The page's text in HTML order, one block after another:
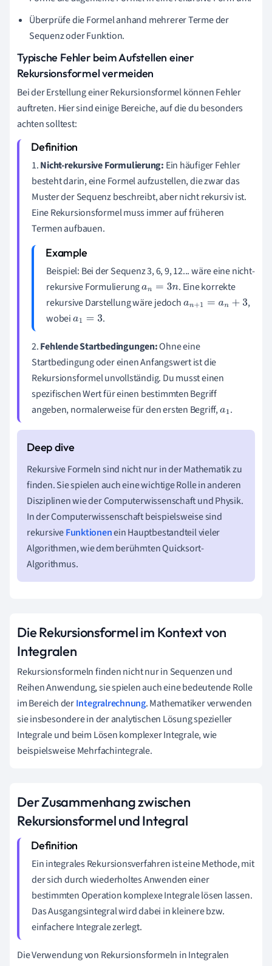
Überprüfe die Formel anhand mehrerer Terme der
Sequenz oder Funktion.
Typische Fehler beim Aufstellen einer
Rekursionsformel vermeiden
Bei der Erstellung einer Rekursionsformel können Fehler
auftreten. Hier sind einige Bereiche, auf die du besonders
achten solltest:
1.Nicht-rekursive Formulierung: Ein häufiger Fehler
besteht darin, eine Formel aufzustellen, die zwar das
Muster der Sequenz beschreibt, aber nicht rekursiv ist.
Eine Rekursionsformel muss immer auf früheren
Termen aufbauen.
Beispiel: Bei der Sequenz 3, 6, 9, 12... wäre eine nicht-
rekursive Formulierungan=3n
. Eine korrekte
rekursive Darstellung wäre jedochan+1= an +3
,
wobeia1=3 .
2.Fehlende Startbedingungen:Ohne eine
Startbedingung oder einen Anfangswert ist die
Rekursionsformel unvollständig. Du musst einen
spezifischen Wert für einen bestimmten Begriff
angeben, normalerweise für den ersten Begriff,a1.
Rekursive Formeln sind nicht nur in der Mathematik zu
finden. Sie spielen auch eine wichtige Rolle in anderen
Disziplinen wie der Computerwissenschaft und Physik.
In der Computerwissenschaft beispielsweise sind
rekursiveFunktionenein Hauptbestandteil vieler
Algorithmen, wie dem berühmten Quicksort-
Algorithmus.
Die Rekursionsformel im Kontext von
Integralen
Rekursionsformeln finden nicht nur in Sequenzen und
Reihen Anwendung, sie spielen auch eine bedeutende Rolle
im Bereich derIntegralrechnung. Mathematiker verwenden
sie insbesondere in der analytischen Lösung spezieller
Integrale und beim Lösen komplexer Integrale, wie
beispielsweise Mehrfachintegrale.
Der Zusammenhang zwischen
Rekursionsformel und Integral
Ein integrales Rekursionsverfahren ist eine Methode, mit
der sich durch wiederholtes Anwenden einer
bestimmten Operation komplexe Integrale lösen lassen.
Das Ausgangsintegral wird dabei in kleinere bzw.
einfachere Integrale zerlegt.
Die Verwendung von Rekursionsformeln in Integralen